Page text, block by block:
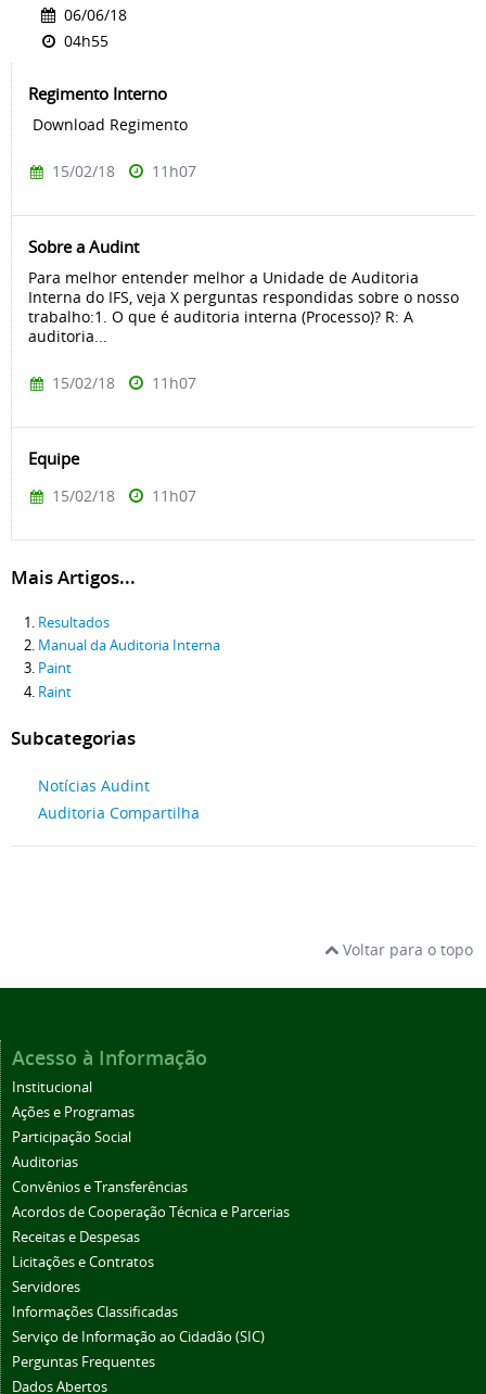
06/06/18
04h55
Regimento Interno
Download Regimento
15/02/18 11h07
Sobre a Audint
Para melhor entender melhor a Unidade de Auditoria
Interna do IFS, veja X perguntas respondidas sobre o nosso
trabalho:1. O que é auditoria interna (Processo)? R: A
auditoria...
15/02/18 11h07
Equipe
15/02/18 11h07
Mais Artigos...
Resultados
Manual da Auditoria Interna
Paint
Raint
Subcategorias
Notícias Audint
Auditoria Compartilha
Voltar para o topo
Acesso à Informação
Institucional
Ações e Programas
Participação Social
Auditorias
Convênios e Transferências
Acordos de Cooperação Técnica e Parcerias
Receitas e Despesas
Licitações e Contratos
Servidores
Informações Classificadas
Serviço de Informação ao Cidadão (SIC)
Perguntas Frequentes
Dados Abertos